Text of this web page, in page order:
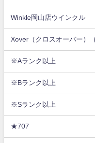
Winkle岡山店ウインクル
Xover（クロスオーバー）
※Aランク以上
※Bランク以上
※Sランク以上
★707